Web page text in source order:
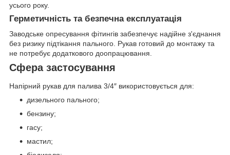
усього року.
Герметичність та безпечна експлуатація
Заводське опресування фітингів забезпечує надійне з'єднання
без ризику підтікання пального. Рукав готовий до монтажу та
не потребує додаткового доопрацювання.
Сфера застосування
Напірний рукав для палива 3/4″ використовується для:
дизельного пального;
бензину;
гасу;
мастил;